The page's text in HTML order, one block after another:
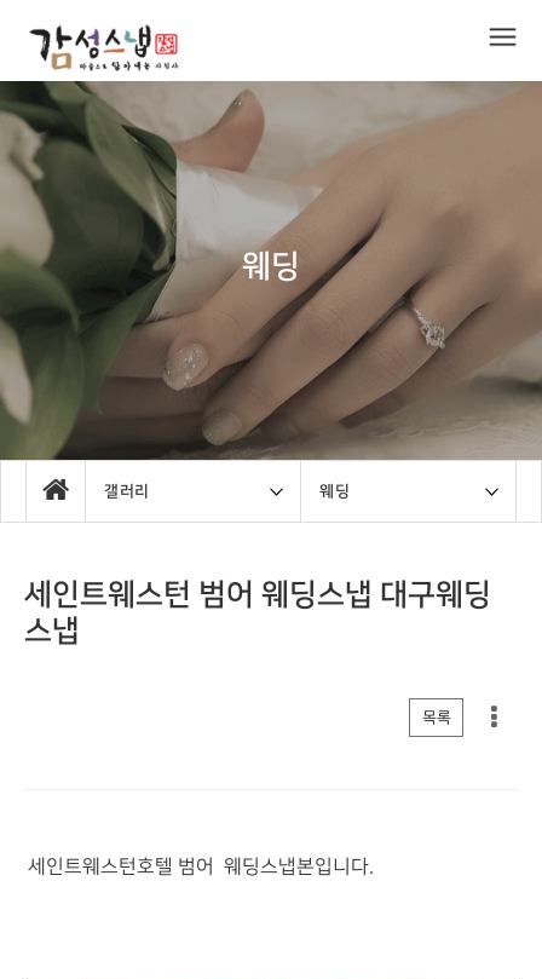
웨딩
갤러리 웨딩
세인트웨스턴 범어 웨딩스냅 대구웨딩
스냅
목록
세인트웨스턴호텔 범어 웨딩스냅본입니다.